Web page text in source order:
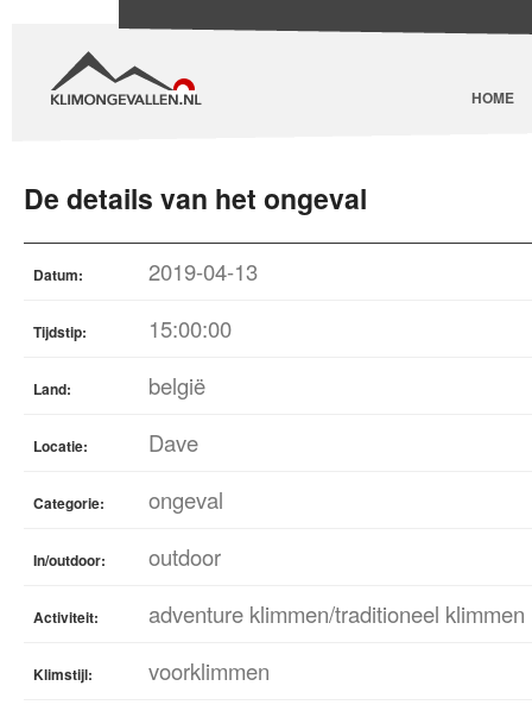
HOME
De details van het ongeval
Datum: 2019-04-13
Tijdstip: 15:00:00
Land: belgië
Locatie: Dave
Categorie: ongeval
In/outdoor: outdoor
Activiteit: adventure klimmen/traditioneel klimmen
Klimstijl: voorklimmen